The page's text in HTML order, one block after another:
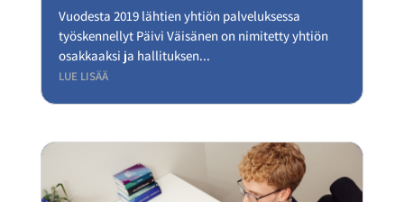
Vuodesta 2019 lähtien yhtiön palveluksessa
työskennellyt Päivi Väisänen on nimitetty yhtiön
osakkaaksi ja hallituksen...
LUE LISÄÄ